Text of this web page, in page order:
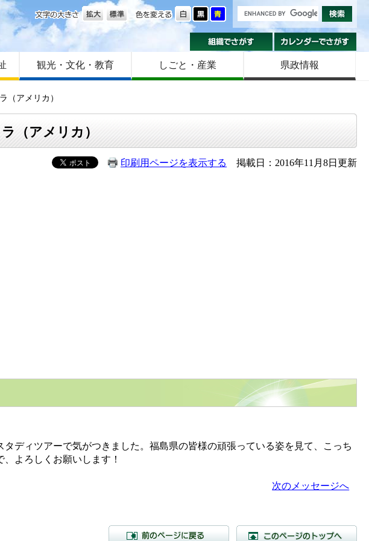
色を変える
文字の大きさ
組織でさがす
観光・文化・教育 しごと・産業 県政情報
（アメリカ）
（アメリカ）
印刷用ページを表示する 掲載日：2016年11月8日更新
ディツアーで気がつきました。福島県の皆様の頑張っている姿を見て、こっち
よろしくお願いします！
次のメッセージへ
前のページに戻る